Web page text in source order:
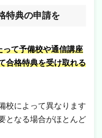
特典の申請を
て予備校や通信講座
合格特典を受け取れる
校によって異なります
となる場合がほとんど